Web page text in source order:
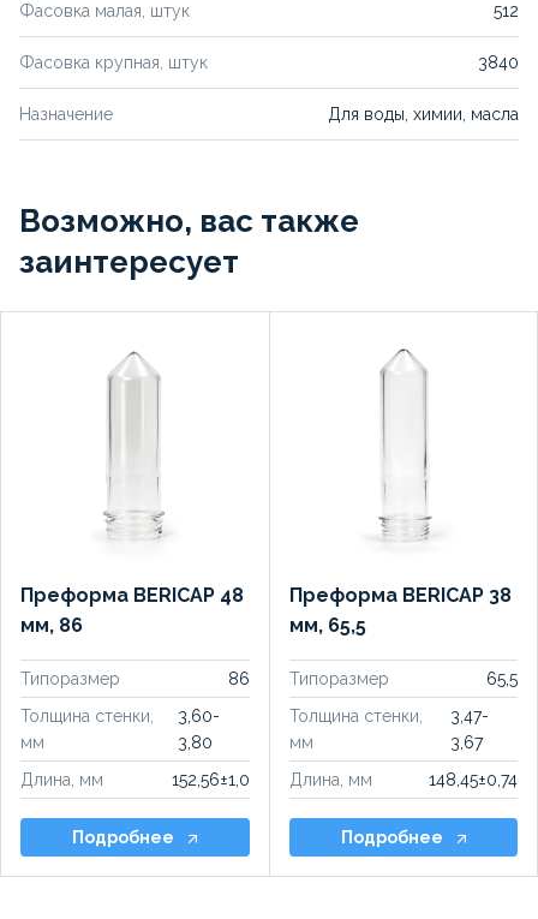
Фасовка малая, штук 512
Фасовка крупная, штук 3840
Назначение Для воды, химии, масла
Возможно, вас также
заинтересует
Преформа BERICAP 48
мм, 86
Типоразмер
86
Толщина стенки,
мм
3,60-
3,80
Длина, мм
152,56±1,0
Подробнее
Преформа BERICAP 38
мм, 65,5
Типоразмер
65,5
Толщина стенки,
мм
3,47-
3,67
Длина, мм
148,45±0,74
Подробнее